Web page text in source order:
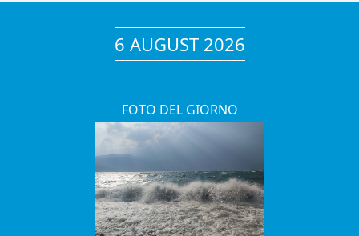
6 AUGUST 2026
FOTO DEL GIORNO